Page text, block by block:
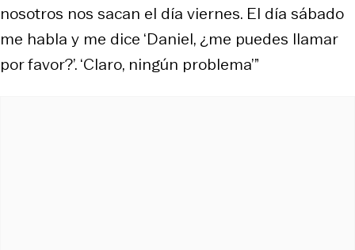
nosotros nos sacan el día viernes. El día sábado
me habla y me dice ‘Daniel, ¿me puedes llamar
por favor?’. ‘Claro, ningún problema’”